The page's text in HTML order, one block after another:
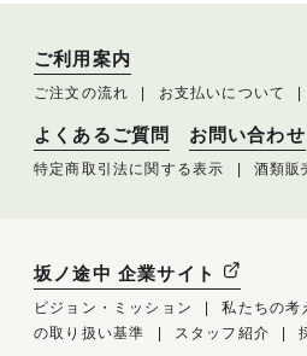
ご利用案内
ご注文の流れ お支払いについて
よくあるご質問 お問い合わせ
特定商取引法に関する表示 酒類販
坂ノ途中 企業サイト
ビジョン・ミッション 私たちの考
の取り扱い基準
スタッフ紹介